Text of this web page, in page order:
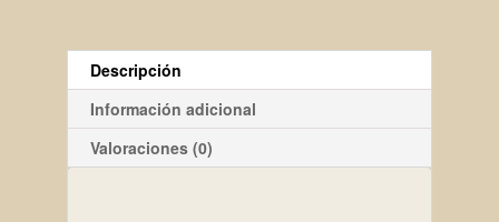
Descripción
Información adicional
Valoraciones (0)